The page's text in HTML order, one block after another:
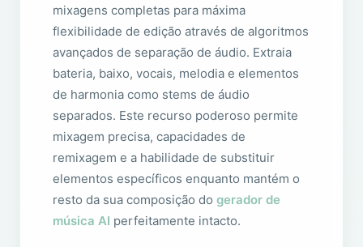
mixagens completas para máxima
flexibilidade de edição através de algoritmos
avançados de separação de áudio. Extraia
bateria, baixo, vocais, melodia e elementos
de harmonia como stems de áudio
separados. Este recurso poderoso permite
mixagem precisa, capacidades de
remixagem e a habilidade de substituir
elementos específicos enquanto mantém o
resto da sua composição do gerador de
música AI perfeitamente intacto.